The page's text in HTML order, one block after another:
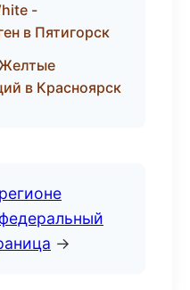
-
в Пятигорск
в Красноярск
→